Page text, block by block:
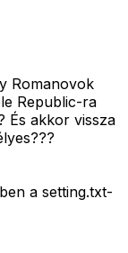
Romanovok
Republic-ra
És akkor vissza
a setting.txt-